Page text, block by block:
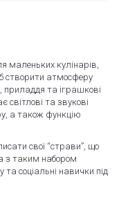
маленьких кулінарів,
створити атмосферу
приладдя та іграшкові
та звукові
а також функцію
свої “страви”, що
з таким набором
соціальні навички під